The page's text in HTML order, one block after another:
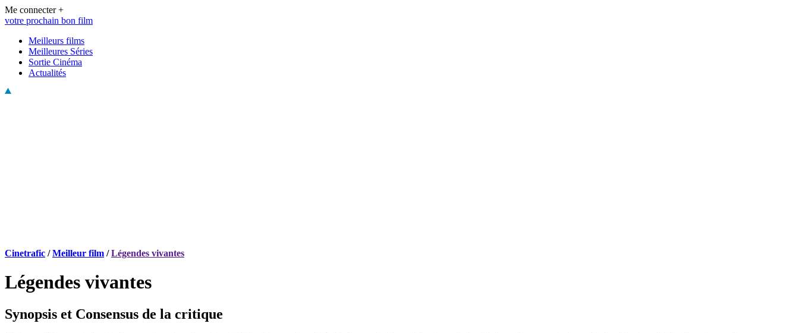
Me connecter +
votre prochain bon film
Meilleurs films
Meilleures Séries
Sortie Cinéma
Actualités
Cinetrafic /Meilleur film /Légendes vivantes
Légendes vivantes
Synopsis et Consensus de la critique